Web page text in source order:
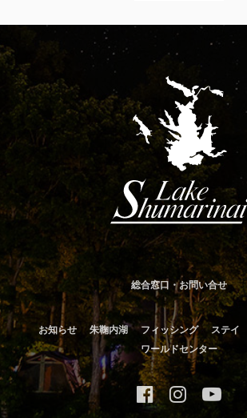
総合窓口・お問い合せ
お知らせ 朱鞠内湖 フィッシング ステイ
ワールドセンター